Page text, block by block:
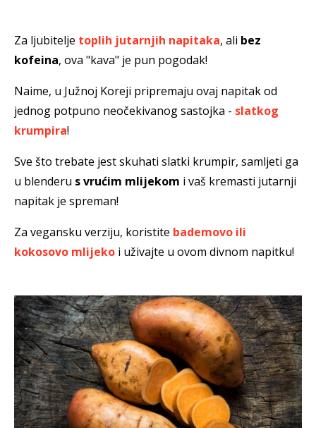
Za ljubitelje toplih jutarnjih napitaka, ali bez
kofeina, ova "kava" je pun pogodak!
Naime, u Južnoj Koreji pripremaju ovaj napitak od
jednog potpuno neočekivanog sastojka - slatkog
krumpira!
Sve što trebate jest skuhati slatki krumpir, samljeti ga
u blenderu s vrućim mlijekom i vaš kremasti jutarnji
napitak je spreman!
Za vegansku verziju, koristite bademovo ili
kokosovo mlijeko i uživajte u ovom divnom napitku!